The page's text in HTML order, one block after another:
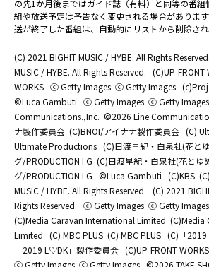
の先1か月後まではガイド誌（有料）と同等の番組
組や放送予定は予告なく変更される場合がありま
送が終了した番組は、自動的にリストから削除され
(C) 2021 BIGHIT MUSIC / HYBE. All Rights Reserved.
MUSIC / HYBE. All Rights Reserved. (C)UP-FRONT
WORKS ⓒ Getty Images ⓒ Getty Images
©Luca Gambuti ⓒ Getty Images ⓒ Getty Images
Communications.,Inc. ©2026 Line
ナ製作委員会 (C)BNOI/アイナナ製作委員会 (C)
Ultimate Productions (C)日渡早紀・白泉社(花と
グ/PRODUCTION I.G (C)日渡早紀・白泉社(花とゆ
グ/PRODUCTION I.G ©Luca Gambuti (C)KBS
MUSIC / HYBE. All Rights Reserved. (C) 2021
Rights Reserved. ⓒ Getty Images ⓒ Getty Images
(C)Media Caravan International Limited (C)Media
Limited (C) MBC PLUS (C) MBC PLUS (C)「
「2019 L♡DK」製作委員会 (C)UP-FRONT WORKS
ⓒ Getty Images ⓒ Getty Images ©2026 TAKE